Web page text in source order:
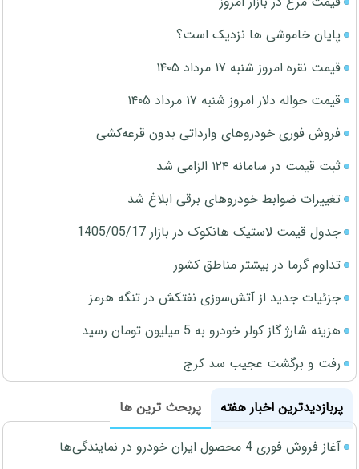
پایان خاموشی ها نزدیک است؟
قیمت نقره امروز شنبه ۱۷ مرداد ۱۴۰۵
قیمت حواله دلار امروز شنبه ۱۷ مرداد ۱۴۰۵
فروش فوری خودروهای وارداتی بدون قرعه‌کشی
ثبت قیمت در سامانه ۱۲۴ الزامی شد
تغییرات ضوابط خودروهای برقی ابلاغ شد
جدول قیمت لاستیک هانکوک در بازار 1405/05/17
تداوم گرما در بیشتر مناطق کشور
جزئیات جدید از آتش‌سوزی نفتکش در تنگه هرمز
هزینه شارژ گاز کولر خودرو به 5 میلیون تومان رسید
رفت و برگشت عجیب سد کرج
پربازدیدترین اخبار هفته
پربحث ترین ها
آغاز فروش فوری 4 محصول ایران خودرو در نمایندگی‌ها